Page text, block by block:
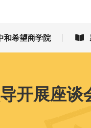
和希望商学院
开展座谈